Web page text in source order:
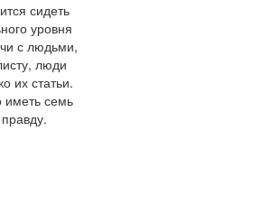
сидеть
уровня
с людьми,
люди
их статьи.
иметь семь